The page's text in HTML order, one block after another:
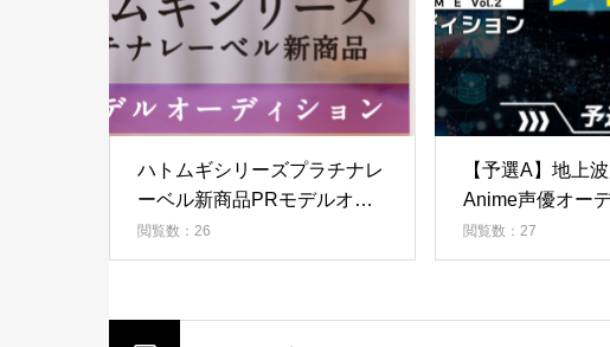
ハトムギシリーズプラチナレ
ーベル新商品PRモデルオー
ディション！
閲覧数：26
【予選A】地上
Anime声優オー
閲覧数：27